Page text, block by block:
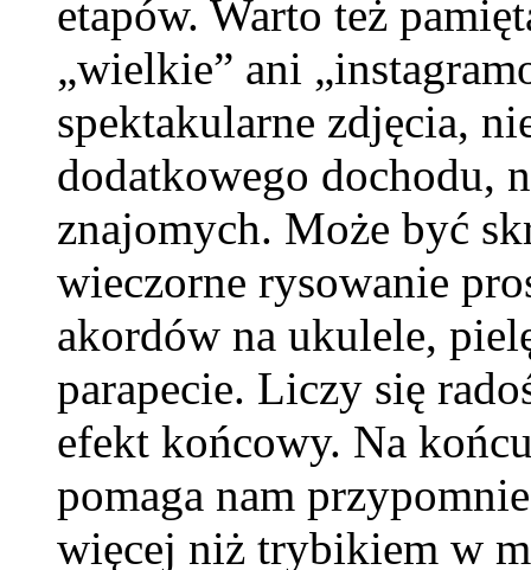
etapów. Warto też
„wielkie” ani
spektakularne zdjęcia,
dodatkowego dochodu,
znajomych. Może być
wieczorne rysowanie
akordów na ukulele,
parapecie. Liczy się
efekt końcowy. Na
pomaga nam
więcej niż trybikiem w